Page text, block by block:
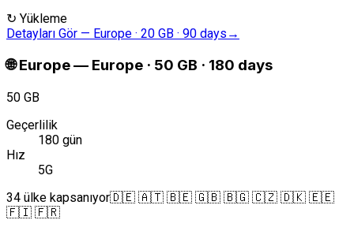
↻ Yükleme
Detayları Gör — Europe · 20 GB · 90 days →
🌐 Europe— Europe · 50 GB · 180 days
50 GB
Geçerlilik
180 gün
Hız
5G
34 ülke kapsanıyor🇩🇪 🇦🇹 🇧🇪 🇬🇧 🇧🇬 🇨🇿 🇩🇰 🇪🇪
🇫🇮 🇫🇷